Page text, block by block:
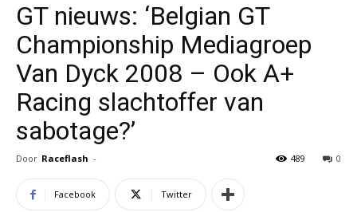
GT nieuws: ‘Belgian GT
Championship Mediagroep
Van Dyck 2008 – Ook A+
Racing slachtoffer van
sabotage?’
Door Raceflash - 0
489
Facebook Twitter